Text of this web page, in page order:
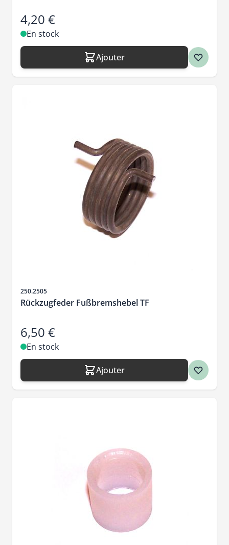
4,20 €
En stock
Ajouter
SKU
250.2505
Rückzugfeder Fußbremshebel TF
6,50 €
En stock
Ajouter